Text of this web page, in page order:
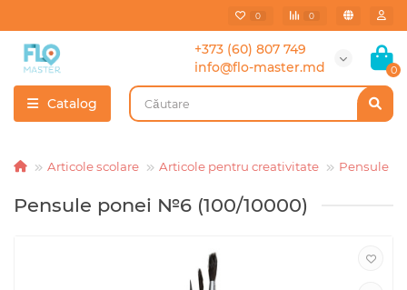
0 0
+373 (60) 807 749
info@flo-master.md
0
Catalog
Articole scolare Articole pentru creativitate Pensule
Pensule ponei №6 (100/10000)